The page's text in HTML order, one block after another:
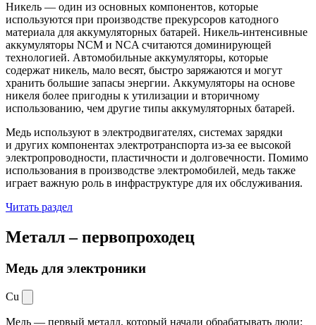
Никель — один из основных компонентов, которые
используются при производстве прекурсоров катодного
материала для аккумуляторных батарей. Никель-интенсивные
аккумуляторы NCM и NCA считаются доминирующей
технологией. Автомобильные аккумуляторы, которые
содержат никель, мало весят, быстро заряжаются и могут
хранить большие запасы энергии. Аккумуляторы на основе
никеля более пригодны к утилизации и вторичному
использованию, чем другие типы аккумуляторных батарей.
Медь используют в электродвигателях, системах зарядки
и других компонентах электротранспорта из-за ее высокой
электропроводности, пластичности и долговечности. Помимо
использования в производстве электромобилей, медь также
играет важную роль в инфраструктуре для их обслуживания.
Читать раздел
Металл –первопроходец
Медь для электроники
Cu
Медь — первый металл, который начали обрабатывать люди: